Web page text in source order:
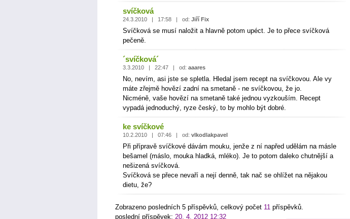
svíčková
24.3.2010 | 17:58 | od: Jiří Fix
Svíčková se musí naložit a hlavně potom upéct. Je to přece svíčková
pečeně.
´svíčková´
3.3.2010 | 22:47 | od: aaares
No, nevím, asi jste se spletla. Hledal jsem recept na svíčkovou. Ale vy
máte zřejmě hovězí zadní na smetaně - ne svíčkovou, že jo.
Nicméně, vaše hovězí na smetaně také jednou vyzkouším. Recept
vypadá jednoduchý, ryze český, to by mohlo být dobré.
ke svíčkové
10.2.2010 | 07:46 | od: vlkodlakpavel
Při přípravě svíčkové dávám mouku, jenže z ní napřed udělám na másle
bešamel (máslo, mouka hladká, mléko). Je to potom daleko chutnější a
nešizená svíčková.
Svíčková se přece nevaří a nejí denně, tak nač se ohlížet na nějakou
dietu, že?
Zobrazeno posledních 5 příspěvků, celkový počet 11 příspěvků.
poslední příspěvek: 20. 4. 2012 12:32